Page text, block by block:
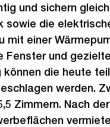
und sichern
sowie die
mit einer
Fenster und
die heute
werden.
Zimmern. Nach